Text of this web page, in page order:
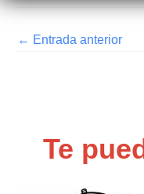
← Entrada anterior
Te